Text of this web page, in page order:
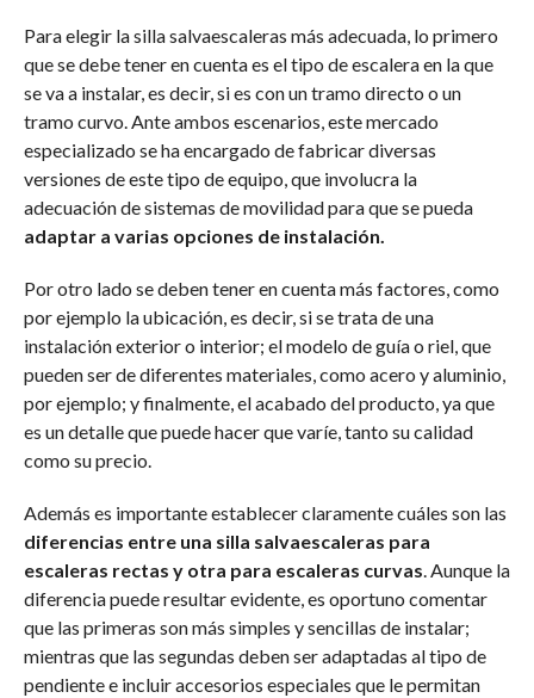
Para elegir la silla salvaescaleras más adecuada, lo primero
que se debe tener en cuenta es el tipo de escalera en la que
se va a instalar, es decir, si es con un tramo directo o un
tramo curvo. Ante ambos escenarios, este mercado
especializado se ha encargado de fabricar diversas
versiones de este tipo de equipo, que involucra la
adecuación de sistemas de movilidad para que se pueda
adaptar a varias opciones de instalación.
Por otro lado se deben tener en cuenta más factores, como
por ejemplo la ubicación, es decir, si se trata de una
instalación exterior o interior; el modelo de guía o riel, que
pueden ser de diferentes materiales, como acero y aluminio,
por ejemplo; y finalmente, el acabado del producto, ya que
es un detalle que puede hacer que varíe, tanto su calidad
como su precio.
Además es importante establecer claramente cuáles son las
diferencias entre una silla salvaescaleras para
escaleras rectas y otra para escaleras curvas . Aunque la
diferencia puede resultar evidente, es oportuno comentar
que las primeras son más simples y sencillas de instalar;
mientras que las segundas deben ser adaptadas al tipo de
pendiente e incluir accesorios especiales que le permitan